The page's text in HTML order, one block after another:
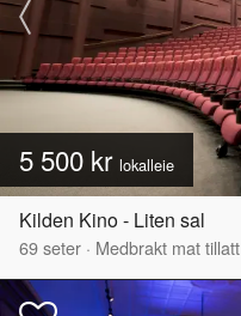
5 500 kr lokalleie
Kilden Kino - Liten sal
69seter · Medbrakt mat tillatt